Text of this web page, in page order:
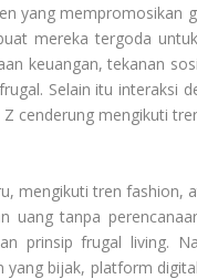
yang mempromosikan
mereka tergoda
keuangan, tekanan
Selain itu interaksi
cenderung mengikuti
mengikuti tren fashion,
uang tanpa
prinsip frugal living.
yang bijak, platform